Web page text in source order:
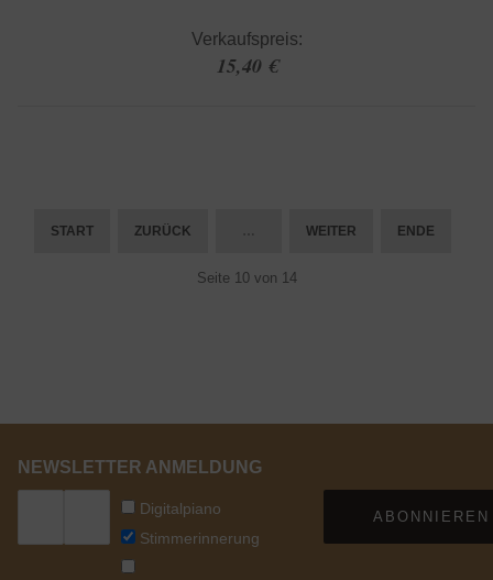
Verkaufspreis:
15,40 €
START ZURÜCK WEITER ENDE
Seite 10 von 14
NEWSLETTER ANMELDUNG
Digitalpiano
Stimmerinnerung
ABONNIEREN